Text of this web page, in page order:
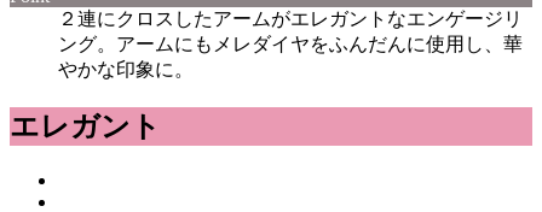
２連にクロスしたアームがエレガントなエンゲージリ
ング。アームにもメレダイヤをふんだんに使用し、華
やかな印象に。
エレガント